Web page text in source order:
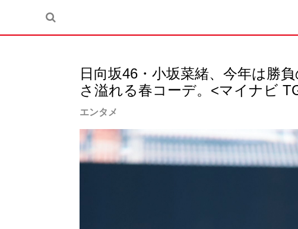
日向坂46・小坂菜緒、今年は勝
さ溢れる春コーデ。<マイナビ
エンタメ